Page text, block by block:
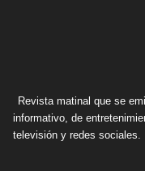
Revista matinal que se
informativo, de
televisión y redes sociales.